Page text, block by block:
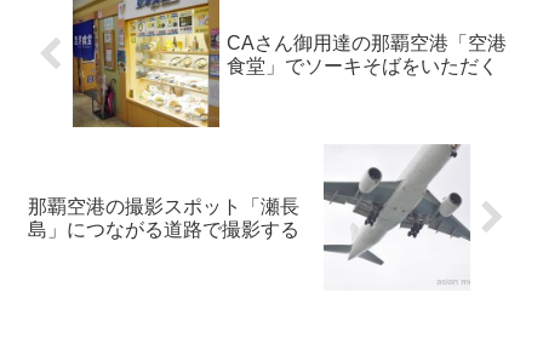
CAさん御用達の那覇空港「空港
食堂」でソーキそばをいただく
那覇空港の撮影スポット「瀬長
島」につながる道路で撮影する